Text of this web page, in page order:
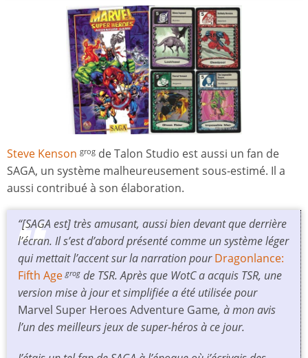
Steve Kenson grog de Talon Studio est aussi un fan de
SAGA, un système malheureusement sous-estimé. Il a
aussi contribué à son élaboration.
“[SAGA est] très amusant, aussi bien devant que derrière
l’écran. Il s’est d’abord présenté comme un système léger
qui mettait l’accent sur la narration pourDragonlance:
Fifth Age grog de TSR. Après que WotC a acquis TSR, une
version mise à jour et simplifiée a été utilisée pour
Marvel Super Heroes Adventure Game, à mon avis
l’un des meilleurs jeux de super-héros à ce jour.